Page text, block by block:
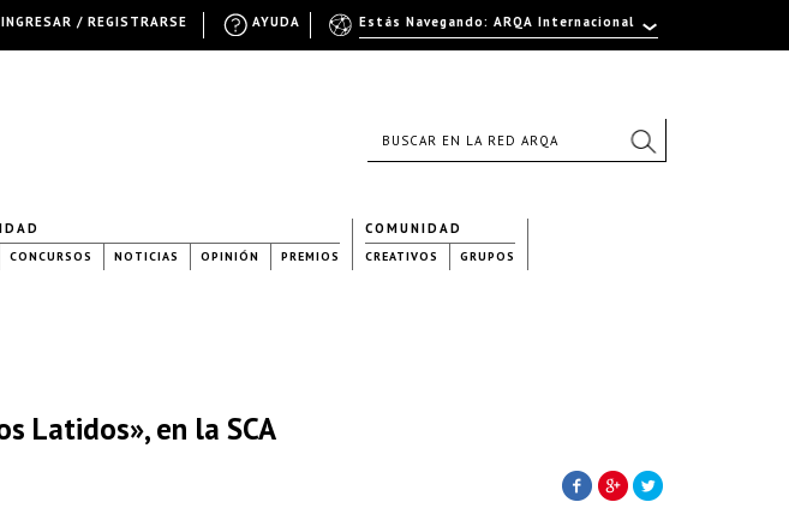
CONCURSOS NOTICIAS OPINIÓN PREMIOS
COMUNIDAD
CREATIVOS GRUPOS
Latidos», en la SCA
Estás Navegando: ARQA Internacional
AYUDA
INGRESAR / REGISTRARSE